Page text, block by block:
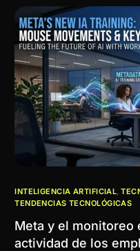
INTELIGENCIA ARTIFICIAL,
TENDENCIAS TECNOLÓGICAS
Meta y el monitoreo
actividad de los